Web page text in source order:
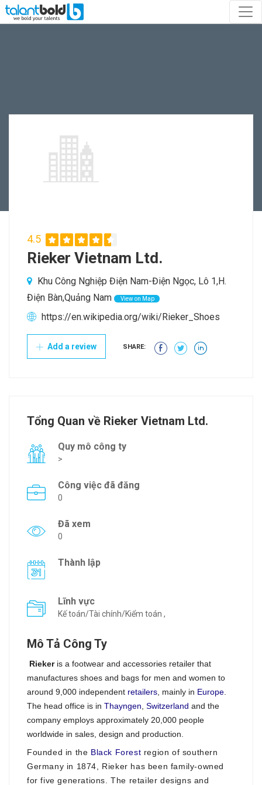
4.5
Rieker Vietnam Ltd.
Khu Công Nghiệp Điện Nam-Điện Ngọc, Lô 1,H.
Điện Bàn,Quảng Nam
View on Map
https://en.wikipedia.org/wiki/Rieker_Shoes
Add a review SHARE:
Tổng Quan về Rieker Vietnam Ltd.
Quy mô công ty
>
Công việc đã đăng
0
Đã xem
0
Thành lập
Lĩnh vực
Kế toán/Tài chính/Kiểm toán ,
Mô Tả Công Ty
Rieker is a footwear and accessories retailer that
manufactures shoes and bags for men and women to
around 9,000 independent retailers, mainly in Europe.
The head office is in Thayngen, Switzerland and the
company employs approximately 20,000 people
worldwide in sales, design and production.
Founded in the Black Forest region of southern
Germany in 1874, Rieker has been family-owned
for five generations. The retailer designs and